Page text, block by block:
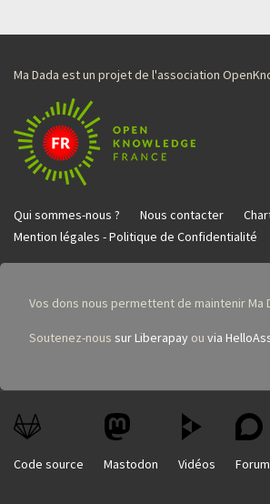
Ma Dada est un projet de l'association
Qui sommes-nous ? Nous contacter
Mention légales - Politique de Confidentialité
Vos dons nous permettent de maintenir Ma
Soutenez-nous sur Liberapay ou via
Code source Mastodon Vidéos Forum